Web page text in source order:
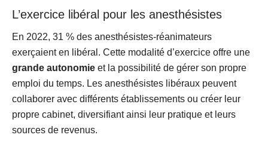
L’exercice libéral pour les anesthésistes
En 2022, 31 % des anesthésistes-réanimateurs
exerçaient en libéral. Cette modalité d’exercice offre une
grande autonomie et la possibilité de gérer son propre
emploi du temps. Les anesthésistes libéraux peuvent
collaborer avec différents établissements ou créer leur
propre cabinet, diversifiant ainsi leur pratique et leurs
sources de revenus.